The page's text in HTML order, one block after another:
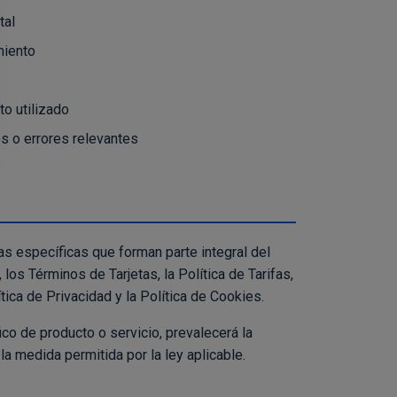
utilizado
o errores relevantes
específicas que forman parte integral del
Términos de Tarjetas, la Política de Tarifas,
de Privacidad y la Política de Cookies.
de producto o servicio, prevalecerá la
medida permitida por la ley aplicable.